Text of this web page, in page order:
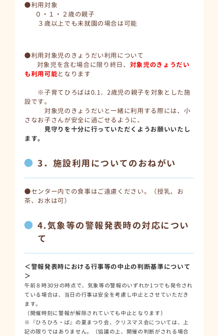
●利用対象
０・１・２歳の親子
３歳以上でも未就園の場合は可能
●利用対象児のきょうだい利用について
対象児を含む場合に限り終日、 対象児のきょうだい
も利用可能となります
※子育てひろばは0.1．2歳児の親子を対象とした施
設です。
対象児のきょうだいと一緒に利用する際には、小
さなお子さんが安全に過ごせるように、
見守りを十分に行っていただくようお願いいたし
ます。
3．施設利用についてのおねがい
●センター内での食事はご遠慮ください。（授乳、お
茶、お水は可）
4.気象等の警報発表時の対応につい
て
＜警報発表時における行事等の中止の判断基準について
＞
午前８時30分の時点で、気象等の警報のいずれか1つでも発令され
ている場合は、当日の行事は安全を考慮し中止とさせていただき
ます。
（開催時刻に警報が解除されていても中止となります）
※『ひろひろ・ば』の夏まつり会、クリスマス会については、上
記の限りではありません。（協議の上、開催の判断がされる場合